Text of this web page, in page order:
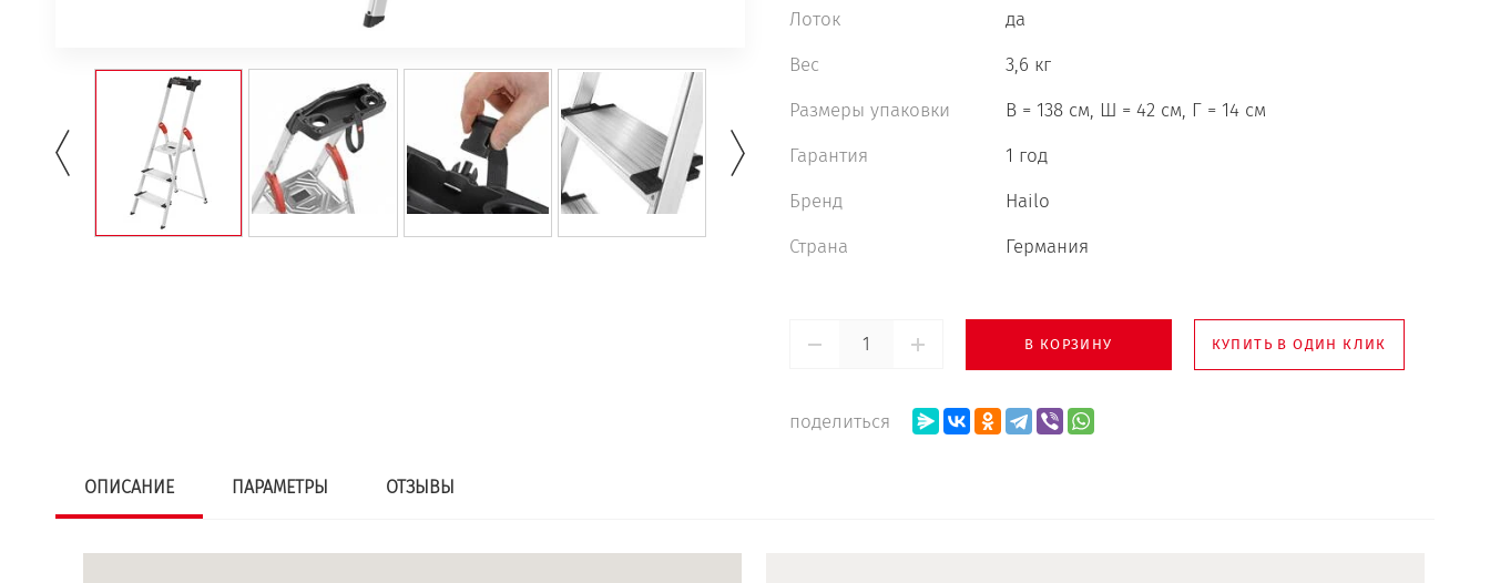
Лоток
да
Вес
3,6 кг
Размеры упаковки
В = 138 см, Ш = 42 см, Г = 14 см
Гарантия
1 год
Бренд
Hailo
Страна
Германия
В КОРЗИНУ КУПИТЬ В ОДИН КЛИК
поделиться
ОПИСАНИЕ ПАРАМЕТРЫ ОТЗЫВЫ